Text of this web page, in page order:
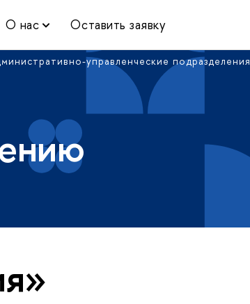
О нас Оставить заявку
управленческие подразделения